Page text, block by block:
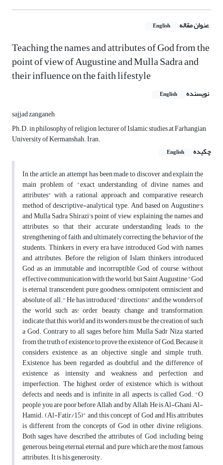
عنوان مقاله English
Teaching the names and attributes of God from the
point of view of Augustine and Mulla Sadra and
their influence on the faith lifestyle
نویسنده English
sajjad zanganeh
Ph.D. in philosophy of religion, lecturer of Islamic studies at Farhangian
University of Kermanshah. Iran.
چکیده
English
In the article, an attempt has been made to discover and explain the
main problem of "exact understanding of divine names and
attributes" with a rational approach and comparative research
method of descriptive-analytical type. And based on Augustine's
and Mulla Sadra Shirazi's point of view, explaining the names and
attributes so that their accurate understanding leads to the
strengthening of faith and ultimately correcting the behavior of the
students. Thinkers in every era have introduced God with names
and attributes. Before the religion of Islam, thinkers introduced
God as an immutable and incorruptible God, of course, without
effective communication with the world; but Saint Augustine "God
is eternal, transcendent, pure goodness, omnipotent, omniscient and
absolute of all." He has introduced "directions" and the wonders of
the world, such as: order, beauty, change and transformation,
indicate that this world and its wonders must be the creation of such
a God. Contrary to all sages before him, Mulla Sadr Niza started
from the truth of existence to prove the existence of God; Because it
considers existence as an objective, single and simple truth.
Existence has been regarded as doubtful and the difference of
existence as intensity and weakness and perfection and
imperfection. The highest order of existence, which is without
defects and needs and is infinite in all aspects, is called God. "O
people, you are poor before Allah, and by Allah, He is Al-Ghani Al-
Hamid. (Al-Fatir/15)" and this concept of God and His attributes
is different from the concepts of God in other divine religions.
Both sages have described the attributes of God, including being
generous, being eternal, eternal, and pure, which are the most famous
attributes. It is his generosity.